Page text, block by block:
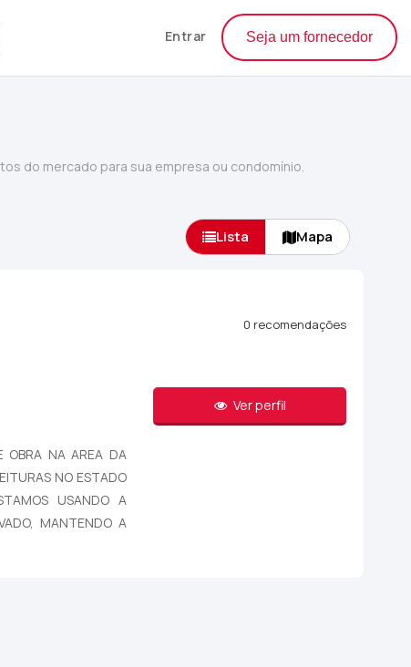
Entrar Seja um fornecedor
do mercado para sua empresa ou condomínio.
Lista Mapa
OBRA NA AREA DA
NO ESTADO
USANDO A
MANTENDO A
0 recomendações
Ver perfil